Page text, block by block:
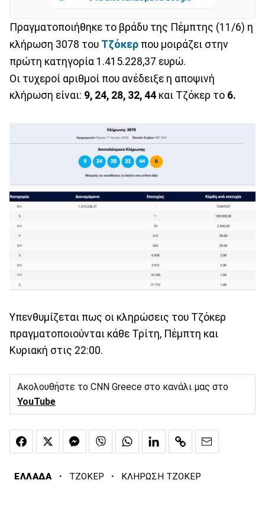
Πραγματοποιήθηκε το βράδυ της Πέμπτης (11/6) η
κλήρωση 3078 του Τζόκερ που μοιράζει στην
πρώτη κατηγορία 1.415.228,37 ευρώ.
Οι τυχεροί αριθμοί που ανέδειξε η αποψινή
κλήρωση είναι: 9, 24, 28, 32, 44 και Τζόκερ το 6.
Υπενθυμίζεται πως οι κληρώσεις του Τζόκερ
πραγματοποιούνται κάθε Τρίτη, Πέμπτη και
Κυριακή στις 22:00.
Ακολουθήστε το CNN Greece στο κανάλι μας στο
YouTube
ΕΛΛΑΔΑ · ΤΖΟΚΕΡ · ΚΛΗΡΩΣΗ ΤΖΟΚΕΡ